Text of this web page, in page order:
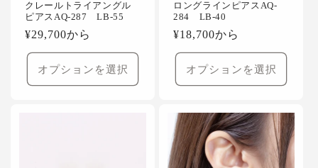
クレールトライアングル
ピアスAQ-287 LB-55
通
常
格
¥29,700から
オプションを選択
ロングラインピアスAQ-
284 LB-40
通
常
格
¥18,700から
オプションを選択